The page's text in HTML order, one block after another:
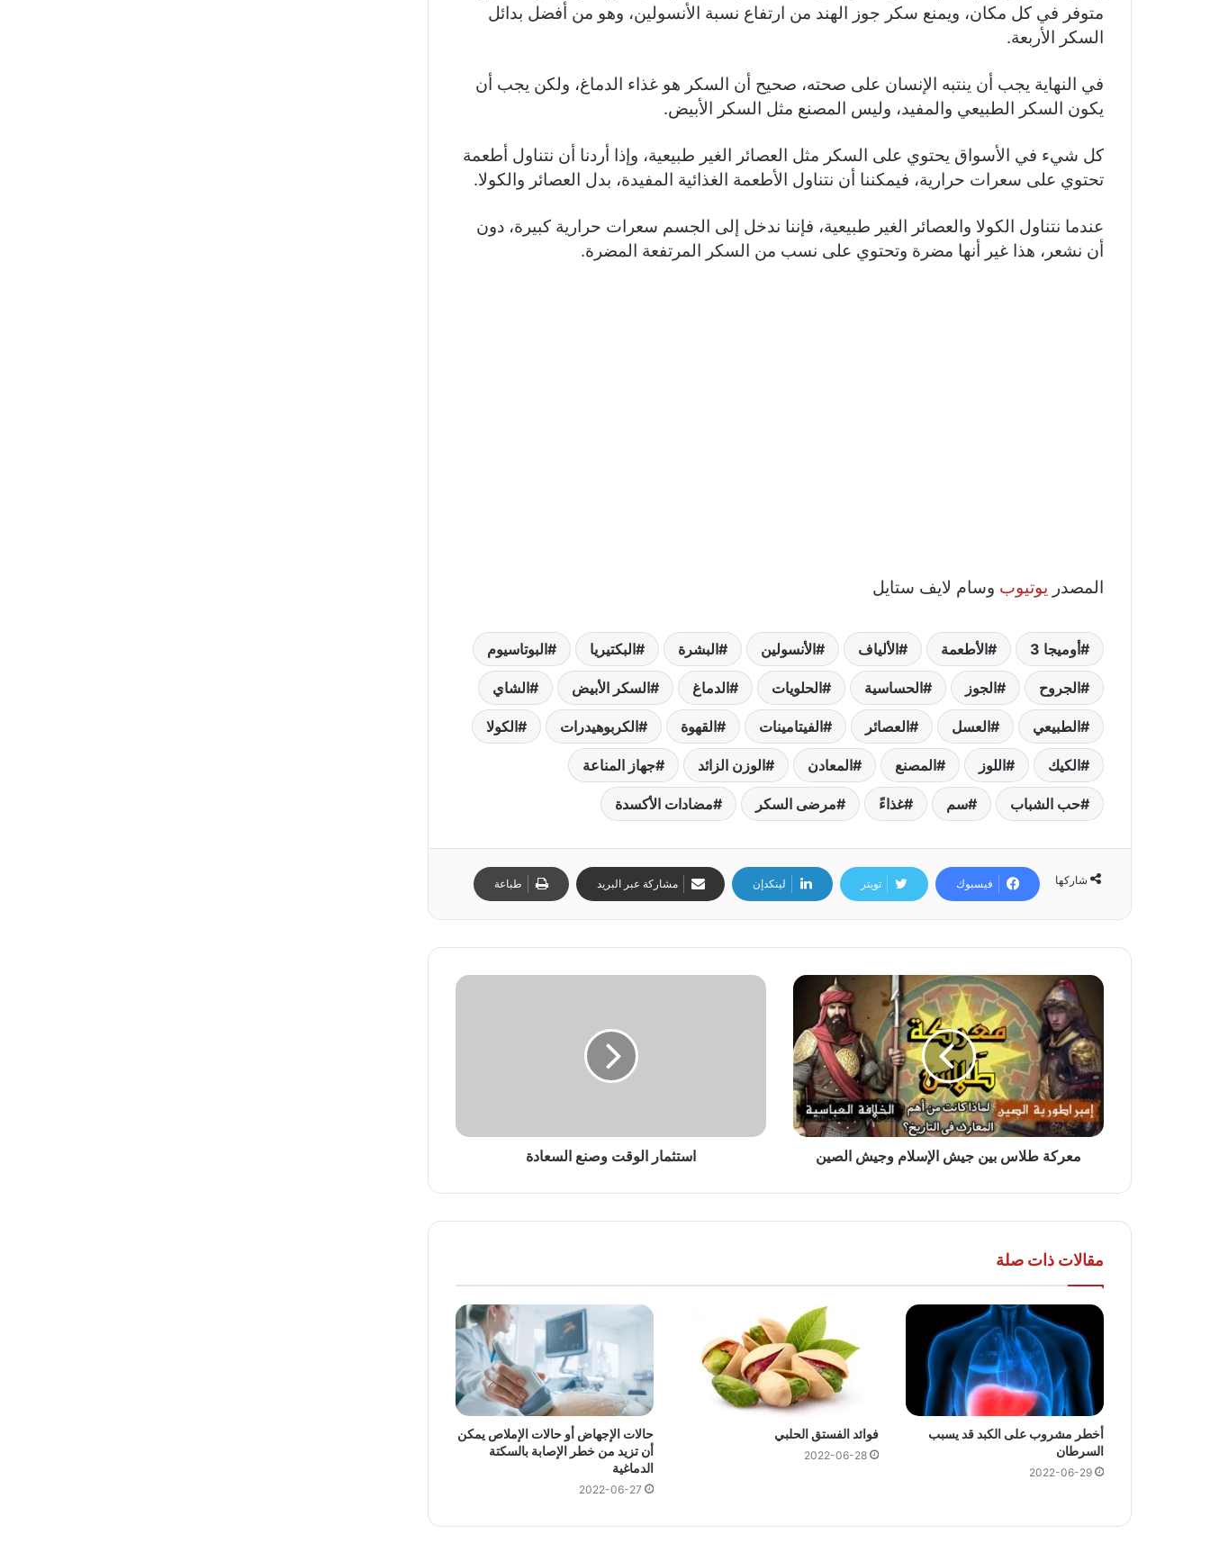
متوفر في كل مكان، ويمنع سكر جوز الهند من ارتفاع نسبة الأنسولين، وهو من أفضل بدائل
السكر الأربعة.
في النهاية يجب أن ينتبه الإنسان على صحته، صحيح أن السكر هو غذاء الدماغ، ولكن يجب أن
يكون السكر الطبيعي والمفيد، وليس المصنع مثل السكر الأبيض.
كل شيء في الأسواق يحتوي على السكر مثل العصائر الغير طبيعية، وإذا أردنا أن نتناول أطعمة
تحتوي على سعرات حرارية، فيمكننا أن نتناول الأطعمة الغذائية المفيدة، بدل العصائر والكولا.
عندما نتناول الكولا والعصائر الغير طبيعية، فإننا ندخل إلى الجسم سعرات حرارية كبيرة، دون
أن نشعر، هذا غير أنها مضرة وتحتوي على نسب من السكر المرتفعة المضرة.
المصدر يوتيوب وسام لايف ستايل
أوميجا 3 الأطعمة الألياف الأنسولين البشرة البكتيريا البوتاسيوم
الجروح الجوز الحساسية الحلويات الدماغ السكر الأبيض الشاي
الطبيعي العسل العصائر الفيتامينات القهوة الكربوهيدرات الكولا
الكيك اللوز المصنع المعادن الوزن الزائد جهاز المناعة
حب الشباب سم غذاءً مرضى السكر مضادات الأكسدة
شاركها فيسبوك تويتر لينكدإن مشاركة عبر البريد طباعة
معركة طلاس بين جيش الإسلام وجيش الصين استثمار الوقت وصنع السعادة
مقالات ذات صلة
أخطر مشروب على الكبد قد يسبب
السرطان
2022-06-29
فوائد الفستق الحلبي
2022-06-28
حالات الإجهاض أو حالات الإملاص يمكن
أن تزيد من خطر الإصابة بالسكتة
الدماغية
2022-06-27